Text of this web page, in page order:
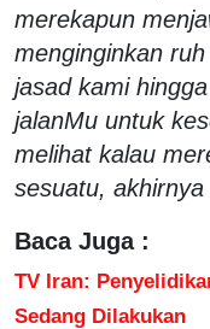
merekapun
menginginkan
jasad kami
jalanMu untuk
melihat kalau
sesuatu,
Baca Juga :
TV Iran:
Sedang Dilakukan